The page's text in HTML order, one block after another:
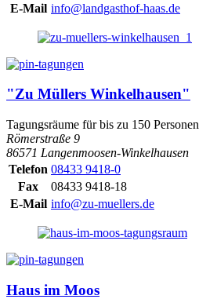
E-Mail info@landgasthof-haas.de
"Zu Müllers Winkelhausen"
Tagungsräume für bis zu 150 Personen
Römerstraße 9
86571 Langenmoosen-Winkelhausen
Telefon 08433 9418-0
Fax
08433 9418-18
E-Mail info@zu-muellers.de
Haus im Moos